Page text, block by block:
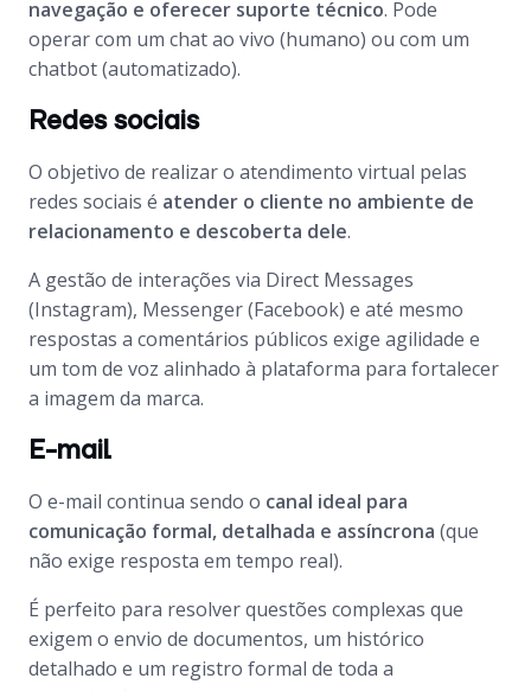
navegação e oferecer suporte técnico. Pode
operar com um chat ao vivo (humano) ou com um
chatbot (automatizado).
Redes sociais
O objetivo de realizar o atendimento virtual pelas
redes sociais é atender o cliente no ambiente de
relacionamento e descoberta dele.
A gestão de interações via Direct Messages
(Instagram), Messenger (Facebook) e até mesmo
respostas a comentários públicos exige agilidade e
um tom de voz alinhado à plataforma para fortalecer
a imagem da marca.
E-mail
O e-mail continua sendo o canal ideal para
comunicação formal, detalhada e assíncrona (que
não exige resposta em tempo real).
É perfeito para resolver questões complexas que
exigem o envio de documentos, um histórico
detalhado e um registro formal de toda a